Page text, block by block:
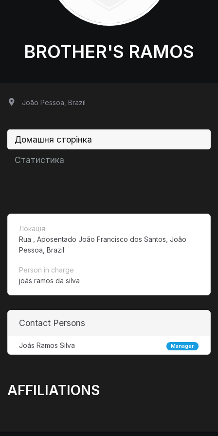
BROTHER'S RAMOS
João Pessoa, Brazil
Домашня сторінка
Статистика
Локація
Rua , Aposentado João Francisco dos Santos, João
Pessoa, Brazil
Person in charge
joás ramos da silva
Contact Persons
Joás Ramos Silva Manager
AFFILIATIONS